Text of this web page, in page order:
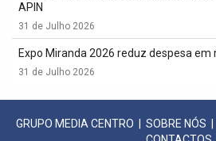
APIN
31 de Julho 2026
Expo Miranda 2026 reduz despesa em
31 de Julho 2026
GRUPO MEDIA CENTRO SOBRE NÓS